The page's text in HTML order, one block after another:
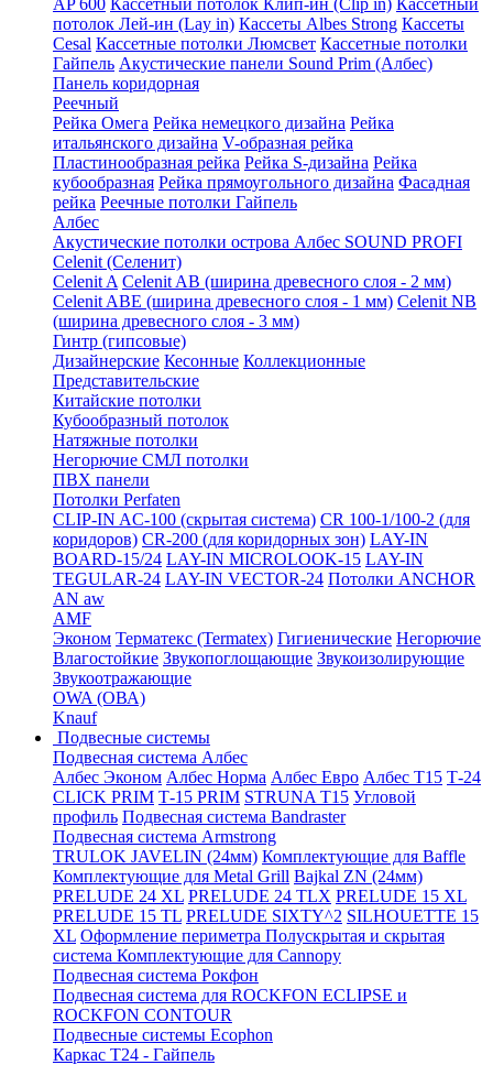
AP 600 Кассетный потолок Клип-ин (Clip in) Кассетный
потолок Лей-ин (Lay in) Кассеты Albes Strong Кассеты
Cesal Кассетные потолки Люмсвет Кассетные потолки
Гайпель Акустические панели Sound Prim (Албес)
Панель коридорная
Реечный
Рейка Омега Рейка немецкого дизайна Рейка
итальянского дизайна V-образная рейка
Пластинообразная рейка Рейка S-дизайна Рейка
кубообразная Рейка прямоугольного дизайна Фасадная
рейка Реечные потолки Гайпель
Албес
Акустические потолки острова Албес SOUND PROFI
Celenit (Селенит)
Celenit A Celenit AB (ширина древесного слоя - 2 мм)
Celenit ABE (ширина древесного слоя - 1 мм) Celenit NB
(ширина древесного слоя - 3 мм)
Гинтр (гипсовые)
Дизайнерские Кесонные Коллекционные
Представительские
Китайские потолки
Кубообразный потолок
Натяжные потолки
Негорючие СМЛ потолки
ПВХ панели
Потолки Perfaten
CLIP-IN AC-100 (скрытая система) CR 100-1/100-2 (для
коридоров) CR-200 (для коридорных зон) LAY-IN
BOARD-15/24 LAY-IN MICROLOOK-15 LAY-IN
TEGULAR-24 LAY-IN VECTOR-24 Потолки ANCHOR
AN aw
AMF
Эконом Терматекс (Termatex) Гигиенические Негорючие
Влагостойкие Звукопоглощающие Звукоизолирующие
Звукоотражающие
OWA (ОВА)
Knauf
Подвесные системы
Подвесная система Албес
Албес Эконом Албес Норма Албес Евро Албес T15 Т-24
CLICK PRIM Т-15 PRIM STRUNA Т15 Угловой
профиль Подвесная система Bandraster
Подвесная система Armstrong
TRULOK JAVELIN (24мм) Комплектующие для Baffle
Комплектующие для Metal Grill Bajkal ZN (24мм)
PRELUDE 24 XL PRELUDE 24 TLX PRELUDE 15 XL
PRELUDE 15 TL PRELUDE SIXTY^2 SILHOUETTE 15
XL Оформление периметра Полускрытая и скрытая
система Комплектующие для Cannopy
Подвесная система Рокфон
Подвесная система для ROCKFON ECLIPSE и
ROCKFON CONTOUR
Подвесные системы Ecophon
Каркас Т24 - Гайпель